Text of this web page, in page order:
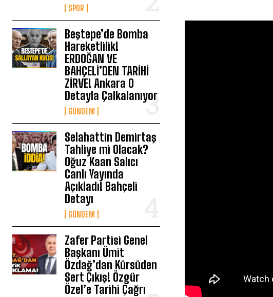
SPOR
Beştepe’de Bomba
Hareketlilik!
ERDOĞAN VE
BAHÇELİ’DEN TARİHİ
ZİRVE! Ankara O
Detayla Çalkalanıyor
GÜNDEM
Selahattin Demirtaş
Tahliye mi Olacak?
Oğuz Kaan Salıcı
Canlı Yayında
Açıkladı! Bahçeli
Detayı
GÜNDEM
Zafer Partisi Genel
Başkanı Ümit
Özdağ’dan Kürsüden
Sert Çıkış! Özgür
Özel’e Tarihi Çağrı